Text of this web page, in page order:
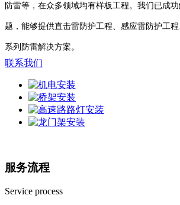
防雷等，在众多领域均有样板工程。我们已成
题，能够提供直击雷防护工程、感应雷防护工
系列防雷解决方案。
联系我们
服务流程
Service process